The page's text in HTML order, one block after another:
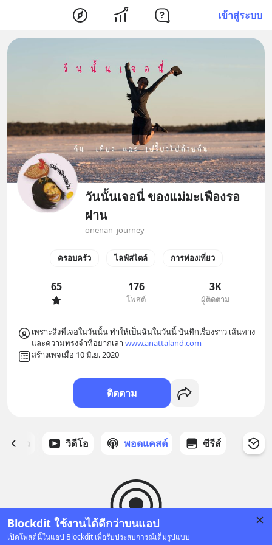
เข้าสู่ระบบ
Blockdit ใช้งานได้ดีกว่าบนแอป
เปิดโพสต์นี้ในแอป Blockdit เพื่อรับประสบการณ์เต็มรูปแบบ
วันนั้นเจอนี่ ของแม่มะเฟืองรอ
ฝาน
onenan_journey
ครอบครัว ไลฟ์สไตล์ การท่องเที่ยว
65 176
โพสต์
3K
ผู้ติดตาม
เพราะสิ่งที่เจอในวันนั้น ทำให้เป็นฉันในวันนี้ บันทึกเรื่องราว เส้นทาง
และความทรงจำที่อยากเล่า www.anattaland.com
สร้างเพจเมื่อ 10 มิ.ย. 2020
ติดตาม
ด้ดาว วิดีโอ พอดแคสต์ ซีรีส์